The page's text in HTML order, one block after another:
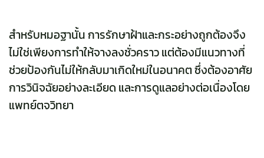
สำหรับหมอฐานั้น การรักษาฝ้าและกระอย่างถูกต้องจึง
ไม่ใช่เพียงการทำให้จางลงชั่วคราว แต่ต้องมีแนวทางที่
ช่วยป้องกันไม่ให้กลับมาเกิดใหม่ในอนาคต ซึ่งต้องอาศัย
การวินิจฉัยอย่างละเอียด และการดูแลอย่างต่อเนื่องโดย
แพทย์ตจวิทยา